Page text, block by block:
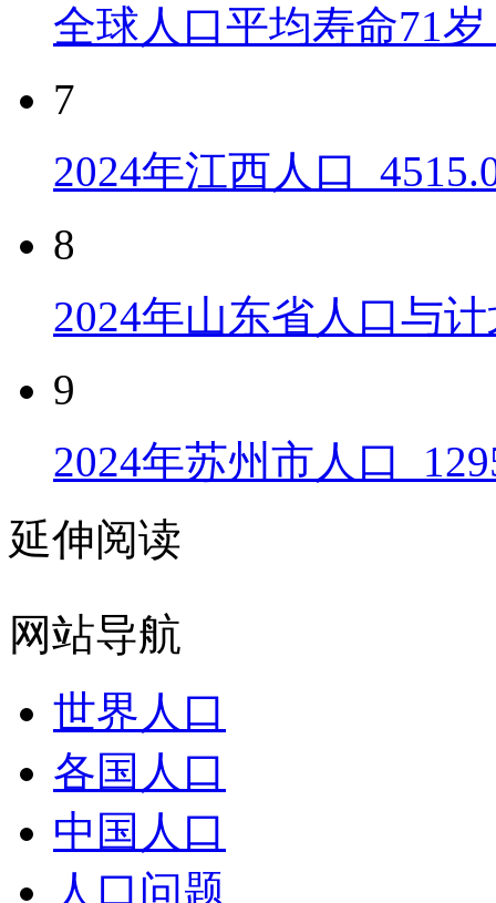
全球人口平均寿命71
7
2024年江西人口
8
2024年山东省人口与
9
2024年苏州市人口
延伸阅读
网站导航
世界人口
各国人口
中国人口
人口问题